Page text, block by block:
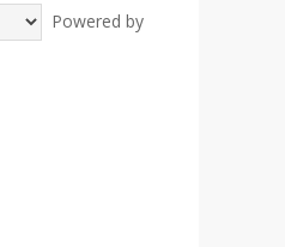
Powered by